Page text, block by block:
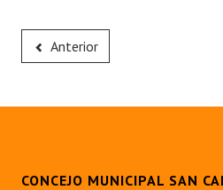
Anterior
CONCEJO MUNICIPAL SAN